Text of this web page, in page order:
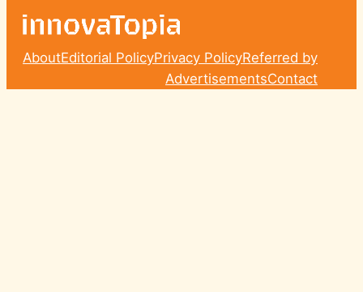
AboutEditorial PolicyPrivacy PolicyReferred by
AdvertisementsContact